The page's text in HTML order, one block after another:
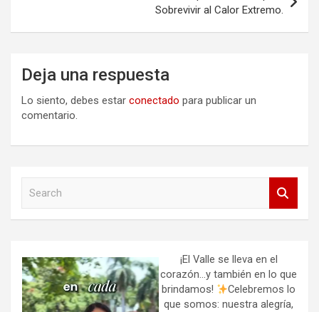
Sobrevivir al Calor Extremo.
Deja una respuesta
Lo siento, debes estar conectado para publicar un
comentario.
h
¡El Valle se lleva en el
corazón…y también en lo que
brindamos!
Celebremos lo
que somos: nuestra alegría,